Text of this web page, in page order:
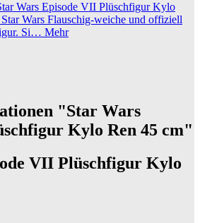
Wars Episode VII Plüschfigur Kylo
Wars Flauschig-weiche und offiziell
Si… Mehr
"Star Wars
Kylo Ren 45 cm"
VII Plüschfigur Kylo